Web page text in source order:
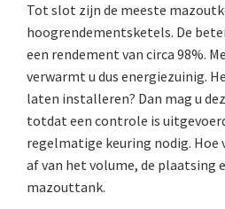
Tot slot zijn de meeste
hoogrendementsketels. De
een rendement van circa 98%.
verwarmt u dus energiezuinig.
laten installeren? Dan mag u
totdat een controle is
regelmatige keuring nodig. Hoe
af van het volume, de plaatsing
mazouttank.